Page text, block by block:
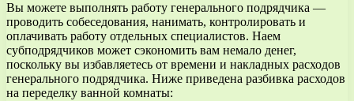
Вы можете выполнять работу генерального подрядчика —
проводить собеседования, нанимать, контролировать и
оплачивать работу отдельных специалистов. Наем
субподрядчиков может сэкономить вам немало денег,
поскольку вы избавляетесь от времени и накладных расходов
генерального подрядчика. Ниже приведена разбивка расходов
на переделку ванной комнаты: